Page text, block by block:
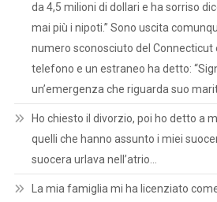
da 4,5 milioni di dollari e ha sorriso
mai più i nipoti.” Sono uscita
numero sconosciuto del Connecticut
telefono e un estraneo ha detto:
un’emergenza che riguarda suo
Ho chiesto il divorzio, poi ho detto a
quelli che hanno assunto i miei
suocera urlava nell’atrio…
La mia famiglia mi ha licenziato